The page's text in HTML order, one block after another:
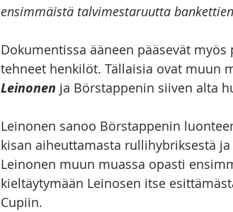
ensimmäistä talvimestaruutta
Dokumentissa ääneen pääsevät
tehneet henkilöt. Tällaisia ovat muun
Leinonen ja Börstappenin siiven alta
Leinonen sanoo Börstappenin
kisan aiheuttamasta rullihybriksestä
Leinonen muun muassa opasti
kieltäytymään Leinosen itse
Cupiin.